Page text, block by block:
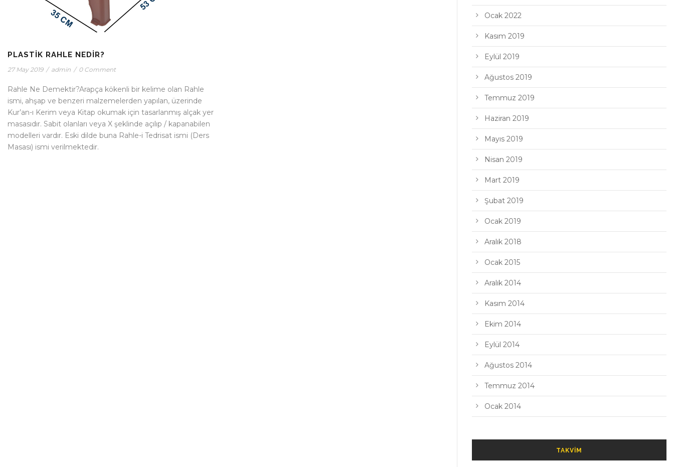
PLASTIK RAHLE NEDIR?
27 May 2019 / admin / 0 Comment
Rahle Ne Demektir?Arapça kökenli bir kelime olan Rahle
ismi, ahşap ve benzeri malzemelerden yapılan, üzerinde
Kur’an-ı Kerim veya Kitap okumak için tasarlanmış alçak yer
masasıdır. Sabit olanları veya X şeklinde açılıp / kapanabilen
modelleri vardır. Eski dilde buna Rahle-i Tedrisat ismi (Ders
Masası) ismi verilmektedir.
Ocak 2022
Kasım 2019
Eylül 2019
Ağustos 2019
Temmuz 2019
Haziran 2019
Mayıs 2019
Nisan 2019
Mart 2019
Şubat 2019
Ocak 2019
Aralık 2018
Ocak 2015
Aralık 2014
Kasım 2014
Ekim 2014
Eylül 2014
Ağustos 2014
Temmuz 2014
Ocak 2014
TAKVIM